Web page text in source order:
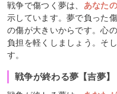
戦争で傷つく夢は、 あなた
示しています。夢で負った
の傷が大きいからです。心
負担を軽くしましょう。そ
す。
戦争が終わる夢【吉夢】